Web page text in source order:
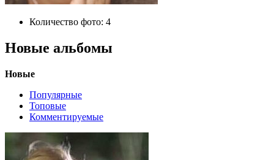
Количество фото: 4
Новые альбомы
Новые
Популярные
Топовые
Комментируемые